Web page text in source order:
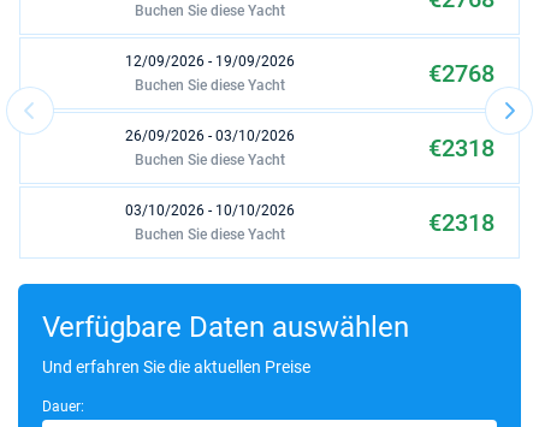
Buchen Sie diese Yacht
12/09/2026 - 19/09/2026 €2768
Buchen Sie diese Yacht
26/09/2026 - 03/10/2026 €2318
Buchen Sie diese Yacht
03/10/2026 - 10/10/2026 €2318
Buchen Sie diese Yacht
17/10/2026 - 24/10/2026
24/10/2026 - 31/10/2026
Verfügbare Daten auswählen
Und erfahren Sie die aktuellen Preise
Dauer: